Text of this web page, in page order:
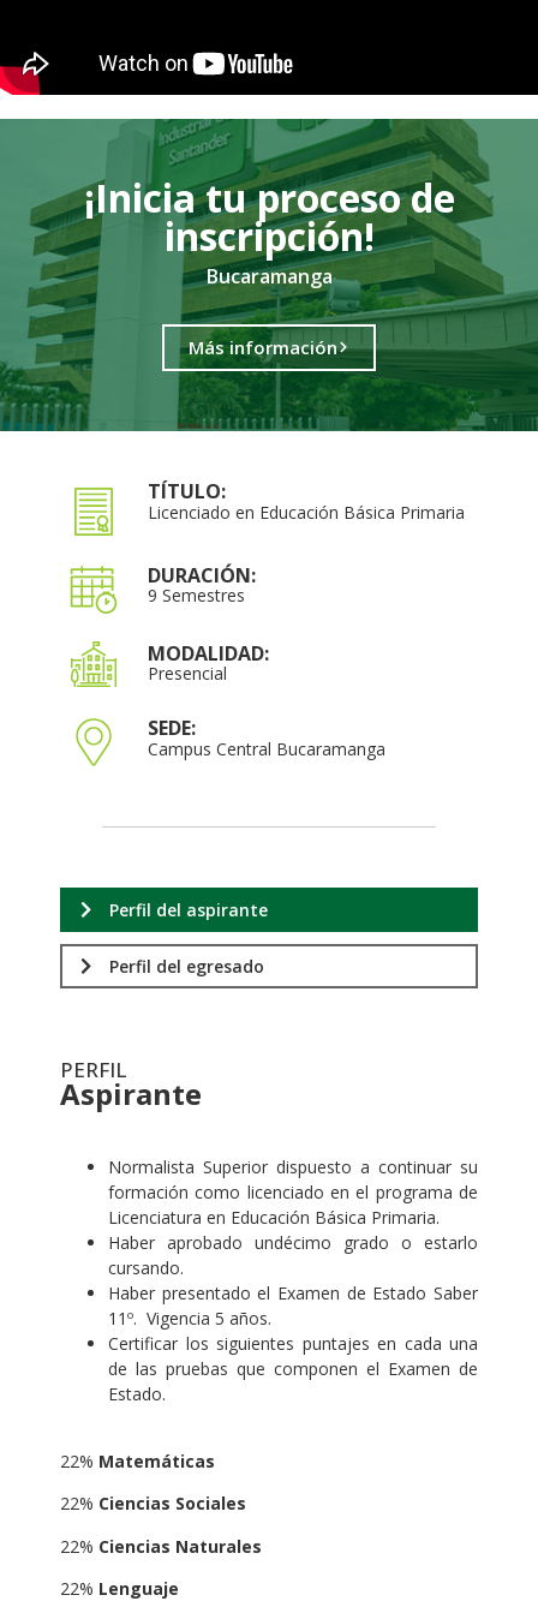
¡Inicia tu proceso de
inscripción!
Bucaramanga
Más información
TÍTULO:
Licenciado en Educación Básica Primaria
DURACIÓN:
9 Semestres
MODALIDAD:
Presencial
SEDE:
Campus Central Bucaramanga
Perfil del aspirante
Perfil del egresado
PERFIL
Aspirante
Normalista Superior dispuesto a continuar su
formación como licenciado en el programa de
Licenciatura en Educación Básica Primaria.
Haber aprobado undécimo grado o estarlo
cursando.
Haber presentado el Examen de Estado Saber
11º. Vigencia 5 años.
Certificar los siguientes puntajes en cada una
de las pruebas que componen el Examen de
Estado.
22% Matemáticas
22% Ciencias Sociales
22% Ciencias Naturales
22% Lenguaje